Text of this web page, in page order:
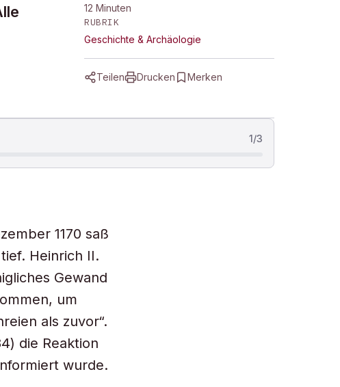
12 Minuten
RUBRIK
Geschichte & Archäologie
Teilen Drucken Merken
1/3
1170 saß
Heinrich II.
Gewand
um
als zuvor“.
die Reaktion
wurde.